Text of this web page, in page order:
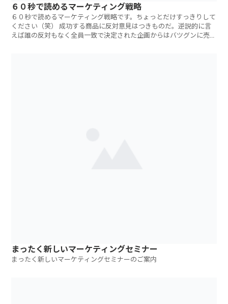
６０秒で読めるマーケティング戦略
６０秒で読めるマーケティング戦略です。ちょっとだけすっきりして
ください（笑） 成功する商品に反対意見はつきものだ。逆説的に言
えば誰の反対もなく全員一致で決定された企画からはバツグンに売れ
まったく新しいマーケティングセミナー
まったく新しいマーケティングセミナーのご案内